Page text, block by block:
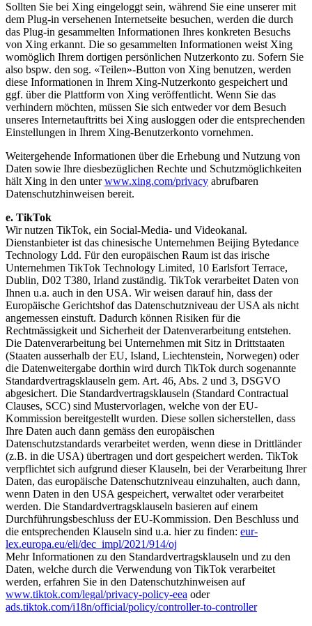
Sollten Sie bei Xing eingeloggt sein, während Sie eine unserer mit
dem Plug-in versehenen Internetseite besuchen, werden die durch
das Plug-in gesammelten Informationen Ihres konkreten Besuchs
von Xing erkannt. Die so gesammelten Informationen weist Xing
womöglich Ihrem dortigen persönlichen Nutzerkonto zu. Sofern Sie
also bspw. den sog. «Teilen»-Button von Xing benutzen, werden
diese Informationen in Ihrem Xing-Nutzerkonto gespeichert und
ggf. über die Plattform von Xing veröffentlicht. Wenn Sie das
verhindern möchten, müssen Sie sich entweder vor dem Besuch
unseres Internetauftritts bei Xing ausloggen oder die entsprechenden
Einstellungen in Ihrem Xing-Benutzerkonto vornehmen.
Weitergehende Informationen über die Erhebung und Nutzung von
Daten sowie Ihre diesbezüglichen Rechte und Schutzmöglichkeiten
hält Xing in den unterwww.xing.com/privacy abrufbaren
Datenschutzhinweisen bereit.
e. TikTok
Wir nutzen TikTok, ein Social-Media- und Videokanal.
Dienstanbieter ist das chinesische Unternehmen Beijing Bytedance
Technology Ldd. Für den europäischen Raum ist das irische
Unternehmen TikTok Technology Limited, 10 Earlsfort Terrace,
Dublin, D02 T380, Irland zuständig. TikTok verarbeitet Daten von
Ihnen u.a. auch in den USA. Wir weisen darauf hin, dass der
Europäische Gerichtshof das Datenschutzniveau der USA als nicht
angemessen einstuft. Dadurch können Risiken für die
Rechtmässigkeit und Sicherheit der Datenverarbeitung entstehen.
Die Datenverarbeitung bei Unternehmen mit Sitz in Drittstaaten
(Staaten ausserhalb der EU, Island, Liechtenstein, Norwegen) oder
die Datenweitergabe dorthin wird durch TikTok durch sogenannte
Standardvertragsklauseln gem. Art. 46, Abs. 2 und 3, DSGVO
abgesichert. Die Standardvertragsklauseln (Standard Contractual
Clauses, SCC) sind Mustervorlagen, welche von der EU-
Kommission bereitgestellt wurden. Diese sollen sicherstellen, dass
Ihre Daten auch dann gemäss den europäischen
Datenschutzstandards verarbeitet werden, wenn diese in Drittländer
(z.B. in die USA) übertragen und dort gespeichert werden. TikTok
verpflichtet sich aufgrund dieser Klauseln, bei der Verarbeitung Ihrer
Daten, das europäische Datenschutzniveau einzuhalten, auch dann,
wenn Daten in den USA gespeichert, verwaltet oder verarbeitet
werden. Die Standardvertragsklauseln basieren auf einem
Durchführungsbeschluss der EU-Kommission. Den Beschluss und
die entsprechenden Klauseln sind u.a. hier zu finden: eur-
lex.europa.eu/eli/dec_impl/2021/914/oj
Mehr Informationen zu den Standardvertragsklauseln und zu den
Daten, welche durch die Verwendung von TikTok verarbeitet
werden, erfahren Sie in den Datenschutzhinweisen auf
www.tiktok.com/legal/privacy-policy-eea oder
ads.tiktok.com/i18n/official/policy/controller-to-controller